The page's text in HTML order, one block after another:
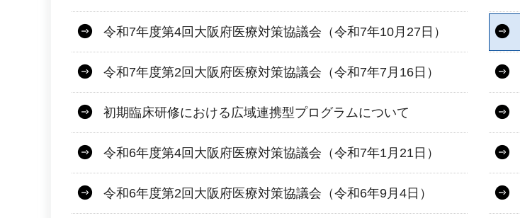
令和7年度第4回大阪府医療対策協議会（令和7年10月27日）
令和7年度第2回大阪府医療対策協議会（令和7年7月16日）
初期臨床研修における広域連携型プログラムについて
令和6年度第4回大阪府医療対策協議会（令和7年1月21日）
令和6年度第2回大阪府医療対策協議会（令和6年9月4日）